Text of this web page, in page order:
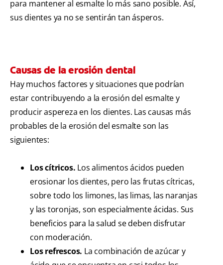
para mantener al esmalte lo más sano posible. Así,
sus dientes ya no se sentirán tan ásperos.
Causas de la erosión dental
Hay muchos factores y situaciones que podrían
estar contribuyendo a la erosión del esmalte y
producir aspereza en los dientes. Las causas más
probables de la erosión del esmalte son las
siguientes:
Los cítricos. Los alimentos ácidos pueden
erosionar los dientes, pero las frutas cítricas,
sobre todo los limones, las limas, las naranjas
y las toronjas, son especialmente ácidas. Sus
beneficios para la salud se deben disfrutar
con moderación.
Los refrescos. La combinación de azúcar y